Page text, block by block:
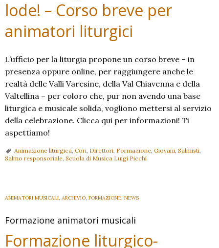
lode! – Corso breve per
animatori liturgici
L’ufficio per la liturgia propone un corso breve – in
presenza oppure online, per raggiungere anche le
realtà delle Valli Varesine, della Val Chiavenna e della
Valtellina – per coloro che, pur non avendo una base
liturgica e musicale solida, vogliono mettersi al servizio
della celebrazione. Clicca qui per informazioni! Ti
aspettiamo!
Animazione liturgica, Cori, Direttori, Formazione, Giovani, Salmisti,
Salmo responsoriale, Scuola di Musica Luigi Picchi
ANIMATORI MUSICALI, ARCHIVIO, FORMAZIONE, NEWS
Formazione animatori musicali
Formazione liturgico-